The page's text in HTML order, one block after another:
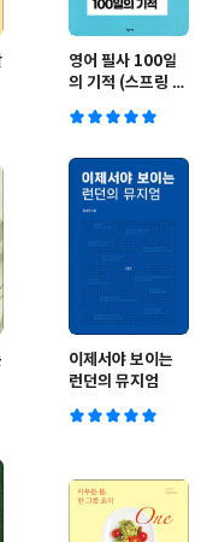
영어 필사 100일
의 기적 (스프링 제
이제서야 보이는
런던의 뮤지엄